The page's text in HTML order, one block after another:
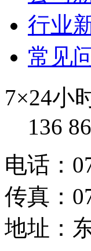
行业
常见
7×24小
136
电话：
传真：
地址：